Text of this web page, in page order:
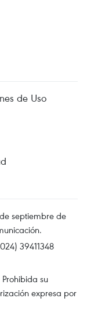
de Uso
septiembre de
39411348
su
expresa por